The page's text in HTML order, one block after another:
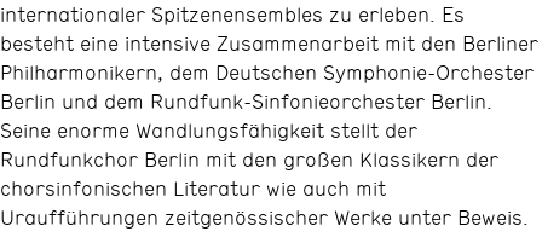
internationaler Spitzenensembles zu erleben. Es
besteht eine intensive Zusammenarbeit mit den Berliner
Philharmonikern, dem Deutschen Symphonie-Orchester
Berlin und dem Rundfunk-Sinfonieorchester Berlin.
Seine enorme Wandlungsfähigkeit stellt der
Rundfunkchor Berlin mit den großen Klassikern der
chorsinfonischen Literatur wie auch mit
Uraufführungen zeitgenössischer Werke unter Beweis.